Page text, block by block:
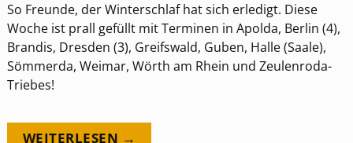
So Freunde, der Winterschlaf hat sich erledigt. Diese
Woche ist prall gefüllt mit Terminen in Apolda, Berlin (4),
Brandis, Dresden (3), Greifswald, Guben, Halle (Saale),
Sömmerda, Weimar, Wörth am Rhein und Zeulenroda-
Triebes!
WEITERLESEN →